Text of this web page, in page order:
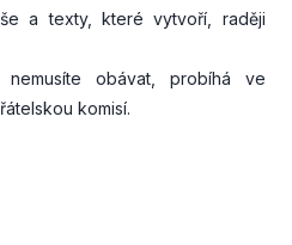
a texty, které vytvoří, raději
obávat, probíhá ve
komisí.